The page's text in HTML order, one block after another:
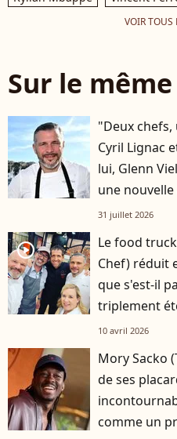
VOIR TOUS
Sur le
"Deux
Cyril Lignac
lui, Glenn
une
31 juillet 2026
player2
Le food
Chef) réduit
que s'est-il
triplement
10 avril 2026
Mory Sacko
de ses
comme un